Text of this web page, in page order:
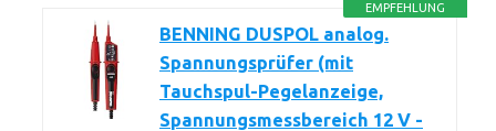
EMPFEHLUNG
BENNING DUSPOL analog.
Spannungsprüfer (mit
Tauchspul-Pegelanzeige,
Spannungsmessbereich 12 V -